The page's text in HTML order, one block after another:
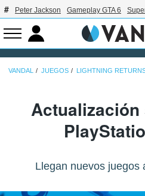
Peter Jackson Gameplay GTA 6
VANDAL JUEGOS LIGHTNING
Actualización
Llegan nuevos juegos